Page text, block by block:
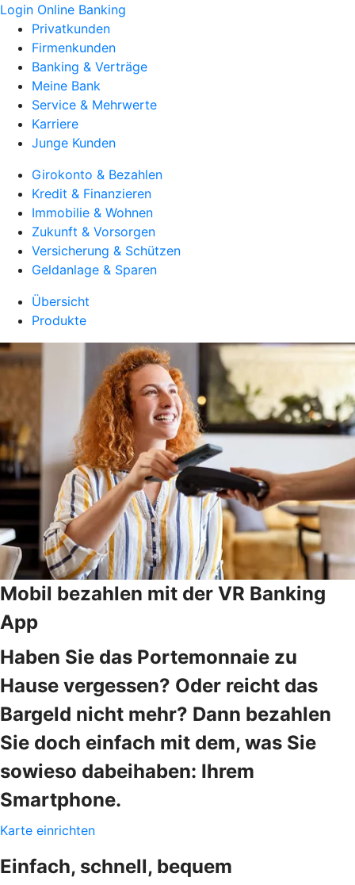
Login Online Banking
Privatkunden
Firmenkunden
Banking & Verträge
Meine Bank
Service & Mehrwerte
Karriere
Junge Kunden
Girokonto & Bezahlen
Kredit & Finanzieren
Immobilie & Wohnen
Zukunft & Vorsorgen
Versicherung & Schützen
Geldanlage & Sparen
Übersicht
Produkte
Mobil bezahlen mit der VR Banking
App
Haben Sie das Portemonnaie zu
Hause vergessen? Oder reicht das
Bargeld nicht mehr? Dann bezahlen
Sie doch einfach mit dem, was Sie
sowieso dabeihaben: Ihrem
Smartphone.
Karte einrichten
Einfach, schnell, bequem